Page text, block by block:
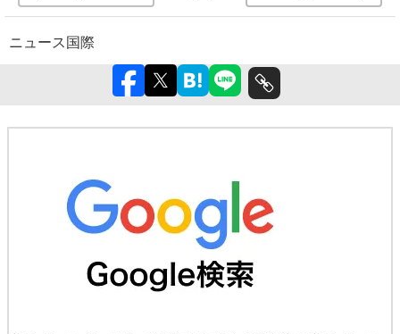
ニュース 国際